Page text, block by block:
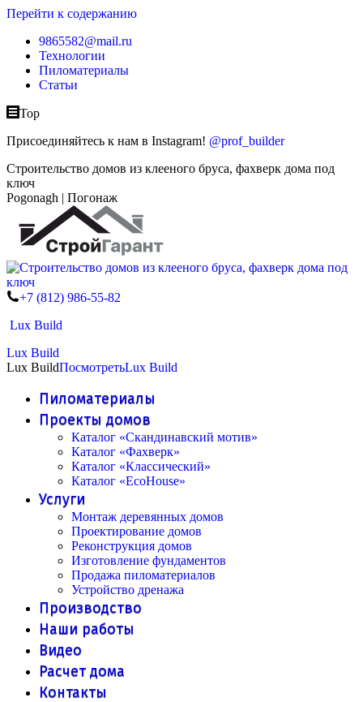
Перейти к содержанию
9865582@mail.ru
Технологии
Пиломатериалы
Статьи
Top
Присоединяйтесь к нам в Instagram! @prof_builder
Строительство домов из клееного бруса, фахверк дома под
ключ
Pogonagh | Погонаж
+7 (812) 986-55-82
Lux Build
Lux Build
Lux BuildПосмотретьLux Build
Пиломатериалы
Проекты домов
Каталог «Скандинавский мотив»
Каталог «Фахверк»
Каталог «Классический»
Каталог «EcoHouse»
Услуги
Монтаж деревянных домов
Проектирование домов
Реконструкция домов
Изготовление фундаментов
Продажа пиломатериалов
Устройство дренажа
Производство
Наши работы
Видео
Расчет дома
Контакты